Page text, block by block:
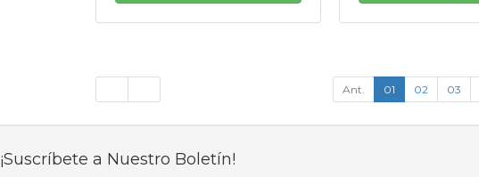
Ant. 01 02 03
¡Suscríbete a Nuestro Boletín!